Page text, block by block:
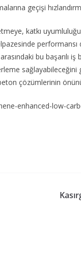
geçişi
katkı
bu başarılı iş
çözümlerinin
enhanced-low-